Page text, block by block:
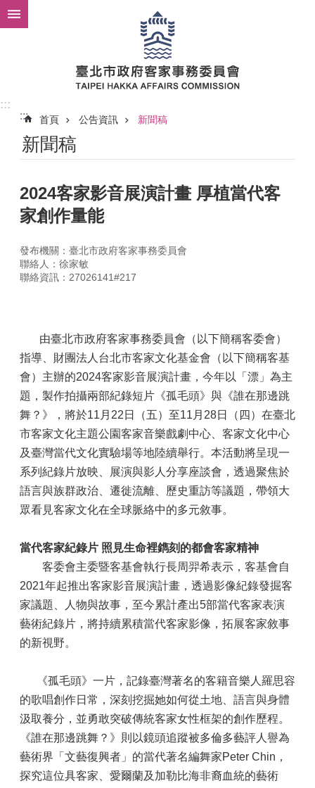
跳到主要內容區塊
:::
:::
首頁 公告資訊 新聞稿
新聞稿
2024客家影音展演計畫 厚植當代客
家創作量能
發布機關：臺北市政府客家事務委員會
聯絡人：徐家敏
聯絡資訊：27026141#217
由臺北市政府客家事務委員會（以下簡稱客委會）
指導、財團法人台北市客家文化基金會（以下簡稱客基
會）主辦的2024客家影音展演計畫，今年以「漂」為主
題，製作拍攝兩部紀錄短片《孤毛頭》與《誰在那邊跳
舞？》，將於11月22日（五）至11月28日（四）在臺北
市客家文化主題公園客家音樂戲劇中心、客家文化中心
及臺灣當代文化實驗場等地陸續舉行。本活動將呈現一
系列紀錄片放映、展演與影人分享座談會，透過聚焦於
語言與族群政治、遷徙流離、歷史重訪等議題，帶領大
眾看見客家文化在全球脈絡中的多元敘事。
當代客家紀錄片 照見生命裡鐫刻的都會客家精神
客委會主委暨客基會執行長周羿希表示，客基會自
2021年起推出客家影音展演計畫，透過影像紀錄發掘客
家議題、人物與故事，至今累計產出5部當代客家表演
藝術紀錄片，將持續累積當代客家影像，拓展客家敘事
的新視野。
《孤毛頭》一片，記錄臺灣著名的客籍音樂人羅思容
的歌唱創作日常，深刻挖掘她如何從土地、語言與身體
汲取養分，並勇敢突破傳統客家女性框架的創作歷程。
《誰在那邊跳舞？》則以鏡頭追蹤被多倫多藝評人譽為
藝術界「文藝復興者」的當代著名編舞家Peter Chin，
探究這位具客家、愛爾蘭及加勒比海非裔血統的藝術